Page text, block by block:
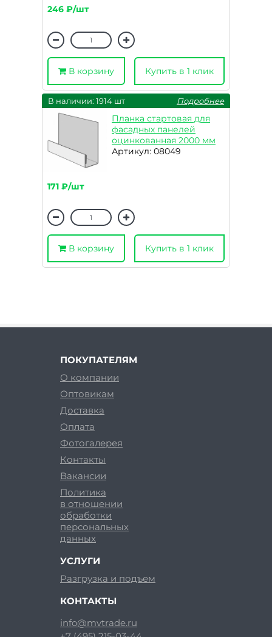
246 ₽/шт
В корзину Купить в 1 клик
В наличии: 1914 шт Подробнее
Планка стартовая для
фасадных панелей
оцинкованная 2000 мм
Артикул: 08049
171 ₽/шт
В корзину Купить в 1 клик
ПОКУПАТЕЛЯМ
О компании
Оптовикам
Доставка
Оплата
Фотогалерея
Контакты
Вакансии
Политика
в отношении
обработки
персональных
данных
УСЛУГИ
Разгрузка и подъем
КОНТАКТЫ
info@mvtrade.ru